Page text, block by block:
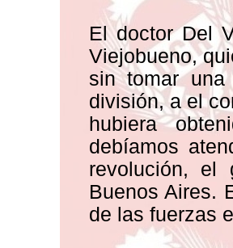
El doctor Del
Viejobueno,
sin tomar
división, a el
hubiera
debíamos
revolución, el
Buenos Aires.
de las fuerzas